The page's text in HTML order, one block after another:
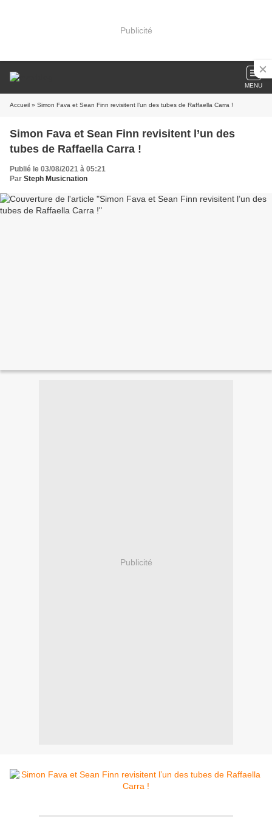
Publicité
MENU
Accueil » Simon Fava et Sean Finn revisitent l’un des tubes de Raffaella Carra !
Simon Fava et Sean Finn revisitent l’un des
tubes de Raffaella Carra !
Publié le 03/08/2021 à 05:21
Par Steph Musicnation
Publicité